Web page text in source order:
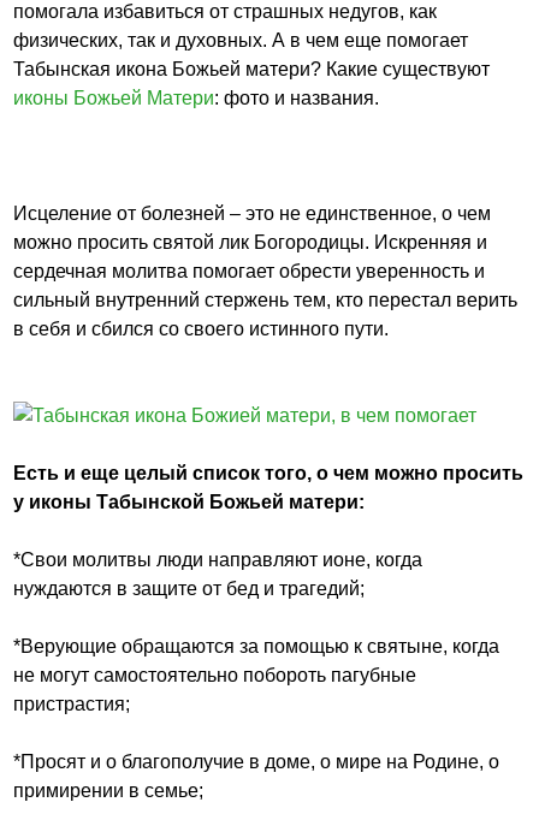
помогала избавиться от страшных недугов, как
физических, так и духовных. А в чем еще помогает
Табынская икона Божьей матери? Какие существуют
иконы Божьей Матери: фото и названия.
Исцеление от болезней – это не единственное, о чем
можно просить святой лик Богородицы. Искренняя и
сердечная молитва помогает обрести уверенность и
сильный внутренний стержень тем, кто перестал верить
в себя и сбился со своего истинного пути.
Есть и еще целый список того, о чем можно просить
у иконы Табынской Божьей матери:
*Свои молитвы люди направляют ионе, когда
нуждаются в защите от бед и трагедий;
*Верующие обращаются за помощью к святыне, когда
не могут самостоятельно побороть пагубные
пристрастия;
*Просят и о благополучие в доме, о мире на Родине, о
примирении в семье;